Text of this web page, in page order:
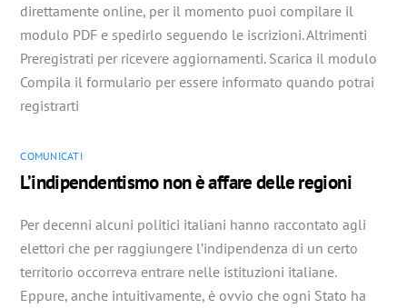
direttamente online, per il momento puoi compilare il
modulo PDF e spedirlo seguendo le iscrizioni. Altrimenti
Preregistrati per ricevere aggiornamenti. Scarica il modulo
Compila il formulario per essere informato quando potrai
registrarti
COMUNICATI
L’indipendentismo non è affare delle regioni
Per decenni alcuni politici italiani hanno raccontato agli
elettori che per raggiungere l’indipendenza di un certo
territorio occorreva entrare nelle istituzioni italiane.
Eppure, anche intuitivamente, è ovvio che ogni Stato ha